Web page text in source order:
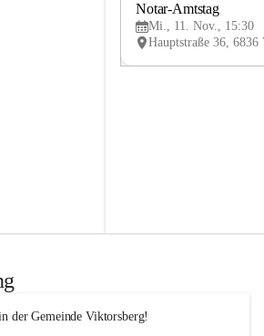
Notar-Amtstag
Mi., 11. Nov., 15:30
der Gemeinde Viktorsberg!